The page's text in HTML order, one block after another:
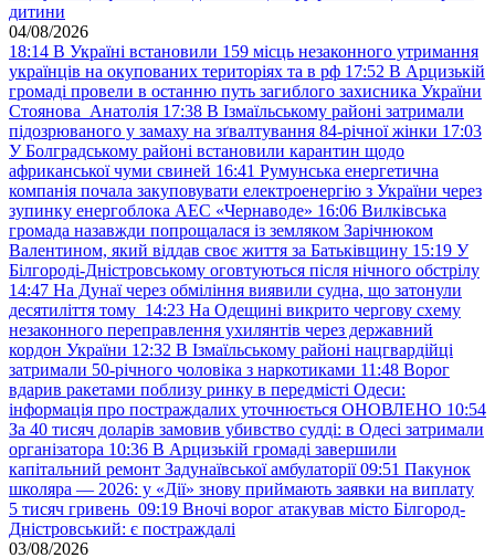
дитини
04/08/2026
18:14 В Україні встановили 159 місць незаконного утримання
українців на окупованих територіях та в рф 17:52 В Арцизькій
громаді провели в останню путь загиблого захисника України
Стоянова Анатолія 17:38 В Ізмаїльському районі затримали
підозрюваного у замаху на зґвалтування 84-річної жінки 17:03
У Болградському районі встановили карантин щодо
африканської чуми свиней 16:41 Румунська енергетична
компанія почала закуповувати електроенергію з України через
зупинку енергоблока АЕС «Чернаводе» 16:06 Вилківська
громада назавжди попрощалася із земляком Зарічнюком
Валентином, який віддав своє життя за Батьківщину 15:19 У
Білгороді-Дністровському оговтуються після нічного обстрілу
14:47 На Дунаї через обміління виявили судна, що затонули
десятиліття тому 14:23 На Одещині викрито чергову схему
незаконного переправлення ухилянтів через державний
кордон України 12:32 В Ізмаїльському районі нацгвардійці
затримали 50-річного чоловіка з наркотиками 11:48 Ворог
вдарив ракетами поблизу ринку в передмісті Одеси:
інформація про постраждалих уточнюється ОНОВЛЕНО 10:54
За 40 тисяч доларів замовив убивство судді: в Одесі затримали
організатора 10:36 В Арцизькій громаді завершили
капітальний ремонт Задунаївської амбулаторії 09:51 Пакунок
школяра — 2026: у «Дії» знову приймають заявки на виплату
5 тисяч гривень 09:19 Вночі ворог атакував місто Білгород-
Дністровський: є постраждалі
03/08/2026